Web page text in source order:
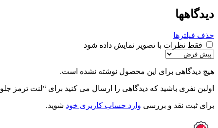
دیدگاهها
حذف فیلترها
فقط نظرات با تصویر نمایش داده شود
هیچ دیدگاهی برای این محصول نوشته نشده است.
اولین نفری باشید که دیدگاهی را ارسال می کنید برای “لنت ترمز جلو مزدا 1600 – جهان لنت
برای ثبت نقد و بررسی وارد حساب کاربری خود شوید.